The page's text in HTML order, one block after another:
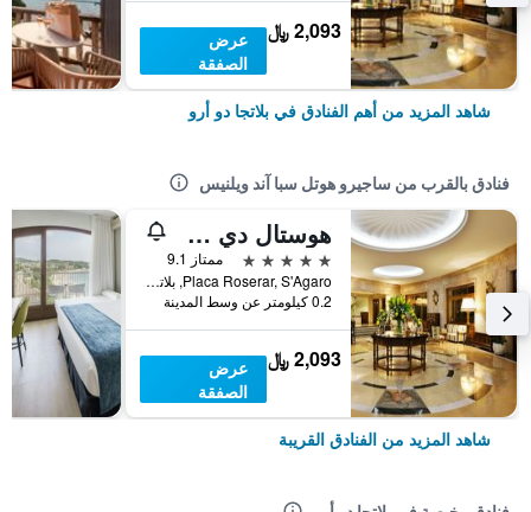
2,093 ﷼
عرض
الصفقة
شاهد المزيد من أهم الفنادق في بلاتجا دو أرو
فنادق بالقرب من ساجيرو هوتل سبا آند ويلنيس
هوستال دي لا جافينا جي إل - ذا ليدينج هوتلز أوف ذا وورلد
5 نجوم
ممتاز 9.1
Placa Roserar, S'Agaro, بلاتجا دو أرو, كاتالونيا, أسبانيا
0.2 كيلومتر عن وسط المدينة
2,093 ﷼
عرض
الصفقة
شاهد المزيد من الفنادق القريبة